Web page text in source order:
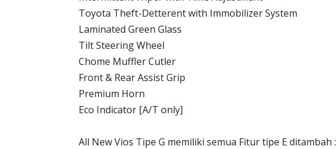
Toyota Theft-Detterent with Immobilizer System
Laminated Green Glass
Tilt Steering Wheel
Chome Muffler Cutler
Front & Rear Assist Grip
Premium Horn
Eco Indicator [A/T only]
All New Vios Tipe G memiliki semua Fitur tipe E ditambah :